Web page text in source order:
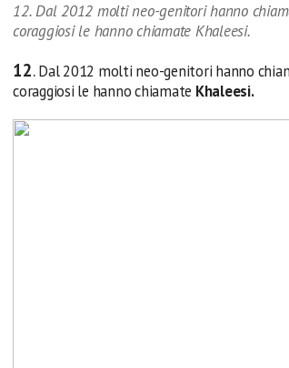
12. Dal 2012 molti neo-genitori hanno
coraggiosi le hanno chiamate Khaleesi.
12.Dal 2012 molti neo-genitori hanno
coraggiosi le hanno chiamate Khaleesi.